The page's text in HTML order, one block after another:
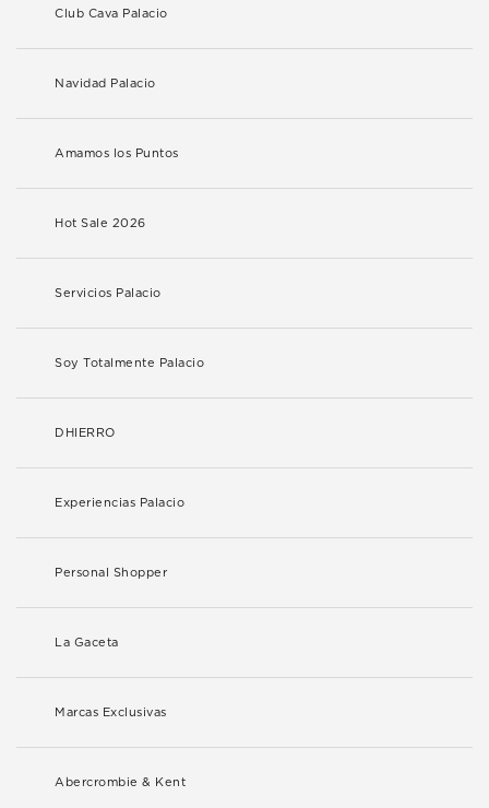
Club Cava Palacio
Navidad Palacio
Amamos los Puntos
Hot Sale 2026
Servicios Palacio
Soy Totalmente Palacio
DHIERRO
Experiencias Palacio
Personal Shopper
La Gaceta
Marcas Exclusivas
Abercrombie & Kent